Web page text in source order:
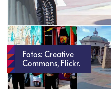
Fotos: Creative
Commons, Flickr.